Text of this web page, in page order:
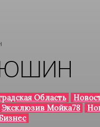
ЮШИН
Область
Эксклюзив Мойка78